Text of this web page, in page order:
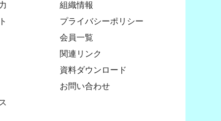
組織情報
プライバシーポリシー
会員一覧
関連リンク
資料ダウンロード
お問い合わせ